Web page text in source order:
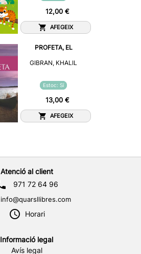
12,00 €
AFEGEIX
PROFETA, EL
GIBRAN, KHALIL
Estoc: Sí
13,00 €
AFEGEIX
Atenció al client
971 72 64 96
info@quarsllibres.com
Horari
Informació legal
Avís legal